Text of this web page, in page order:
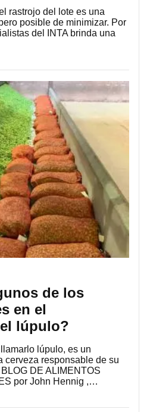
rastrojo del lote es una
posible de minimizar. Por
del INTA brinda una
de los
en el
lúpulo?
lúpulo, es un
cerveza responsable de su
DE ALIMENTOS
por John Hennig ,…